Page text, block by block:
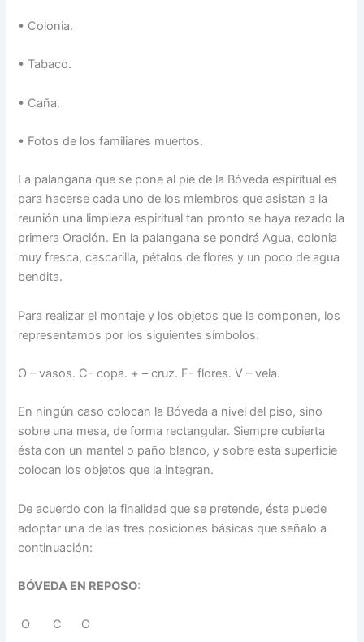
• Colonia.
• Tabaco.
• Caña.
• Fotos de los familiares muertos.
La palangana que se pone al pie de la Bóveda espiritual es
para hacerse cada uno de los miembros que asistan a la
reunión una limpieza espiritual tan pronto se haya rezado la
primera Oración. En la palangana se pondrá Agua, colonia
muy fresca, cascarilla, pétalos de flores y un poco de agua
bendita.
Para realizar el montaje y los objetos que la componen, los
representamos por los siguientes símbolos:
O – vasos. C- copa. + – cruz. F- flores. V – vela.
En ningún caso colocan la Bóveda a nivel del piso, sino
sobre una mesa, de forma rectangular. Siempre cubierta
ésta con un mantel o paño blanco, y sobre esta superficie
colocan los objetos que la integran.
De acuerdo con la finalidad que se pretende, ésta puede
adoptar una de las tres posiciones básicas que señalo a
continuación:
BÓVEDA EN REPOSO:
O C O